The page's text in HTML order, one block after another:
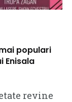
populari
Enisala
revine